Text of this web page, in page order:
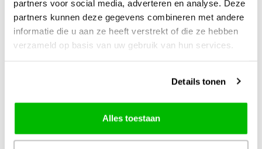
partners voor social media, adverteren en analyse. Deze
partners kunnen deze gegevens combineren met andere
informatie die u aan ze heeft verstrekt of die ze hebben
verzameld op basis van uw gebruik van hun services.
Details tonen
Alles toestaan
+ +